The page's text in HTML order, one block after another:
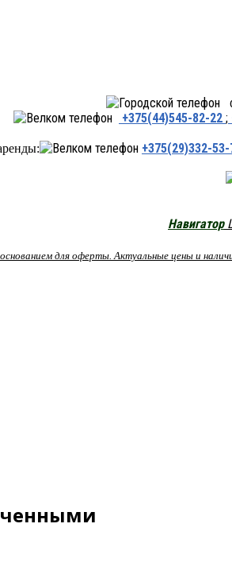
+375(44)545-82-22 ;
+375(29)332-53-
Навигатор
для оферты. Актуальные цены и